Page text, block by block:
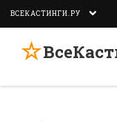
ВСЕКАСТИНГИ.РУ
☆